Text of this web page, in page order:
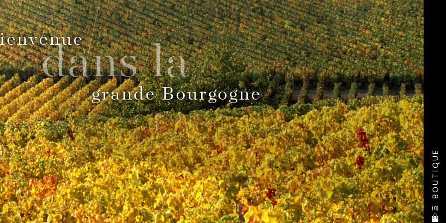
BOUTIQUE
(0)
dans la
grande Bourgogne